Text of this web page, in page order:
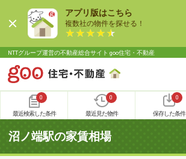
アプリ版はこちら
複数社の物件を探せる！
NTTグループ運営の不動産総合サイト goo住宅・不動産
0
最近検索した条件
0
最近見た物件
0
保存した条件
沼ノ端駅の家賃相場